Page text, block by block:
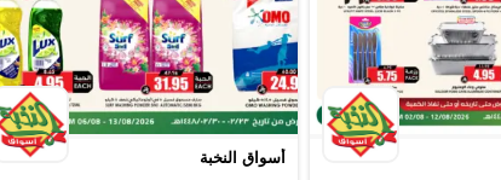
أسواق النخبة